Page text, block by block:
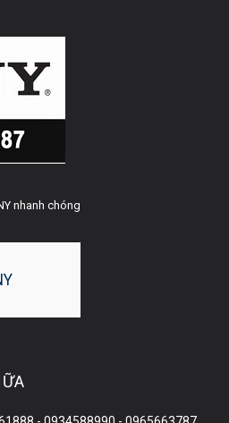
nhanh chóng